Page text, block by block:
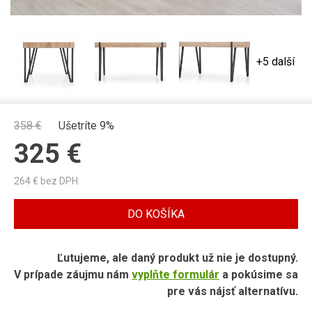
+5 další
358€ Ušetríte 9%
325 €
264€ bez DPH
DO KOŠÍKA
Ľutujeme, ale daný produkt už nie je dostupný.
V prípade záujmu nám vyplňte formulár a pokúsime sa
pre vás nájsť alternatívu.